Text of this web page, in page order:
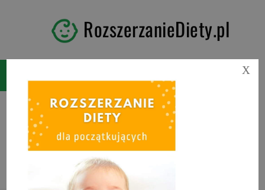
RozszerzanieDiety.pl
Tag:oznaki głodu
noworodka
X